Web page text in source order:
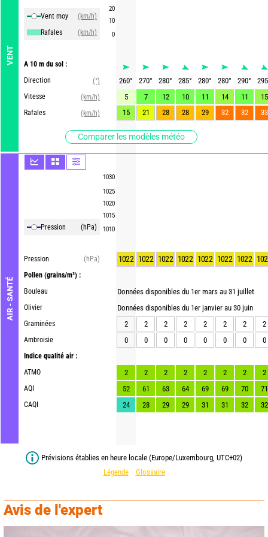
VENT
Vent moy
(km/h)
Rafales
(km/h)
A 10 m du sol :
Direction
(°)
Vitesse
(km/h)
Rafales
(km/h)
Comparer les modèles météo
AIR - SANTÉ
Pression (hPa)
Pression
(hPa)
Pollen (grains/m³) :
Bouleau
Olivier
Graminées
Ambroisie
Indice qualité air :
ATMO
AQI
CAQI
20
10
0
1030
1025
1020
1015
1010
260° 270° 280° 285° 280° 280° 290°
295
5
7 12 10 11 14 11
15
15
21 28 28 29 32 32 33
1022 1022 1022 1022 1022 1022 1022
Données disponibles du 1er mars au 31 juillet
Données disponibles du 1er janvier au 30 juin
2
2 2 2 2 2 2
2
0
0 0 0 0 0 0 0
2 2 2 2 2 2 2
2
52
61 63 64 69 69 70
71
24
28 29 29 31 31 32 32
Prévisions établies en heure locale (Europe/Luxembourg, UTC+02)
Légende
Glossaire
Avis de l'expert